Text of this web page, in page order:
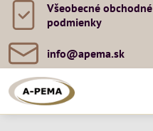
Všeobecné obchodné
podmienky
info​@apema​.sk